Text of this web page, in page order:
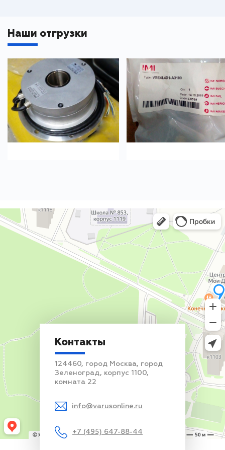
Наши отгрузки
Контакты
124460, город Москва, город
Зеленоград, корпус 1100,
комната 22
info@varusonline.ru
+7 (495) 647-88-44